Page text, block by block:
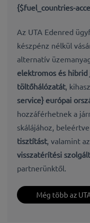
{$fuel_countries-
Az UTA Edenred
készpénz nélkül
alternatív
elektromos és
töltőhálózatát,
service} európai
hozzáférhetnek a
skálájához,
tisztítást, valamint az
visszatérítési
partnerünktől.
Még több az